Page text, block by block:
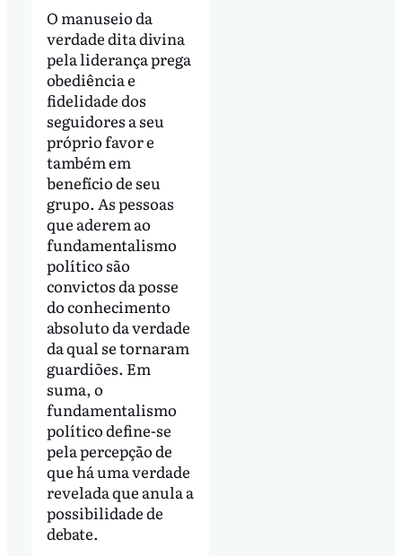
O manuseio da
verdade dita divina
pela liderança prega
obediência e
fidelidade dos
seguidores a seu
próprio favor e
também em
benefício de seu
grupo. As pessoas
que aderem ao
fundamentalismo
político são
convictos da posse
do conhecimento
absoluto da verdade
da qual se tornaram
guardiões. Em
suma, o
fundamentalismo
político define-se
pela percepção de
que há uma verdade
revelada que anula a
possibilidade de
debate.